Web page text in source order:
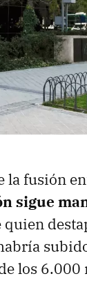
fusión
sigue
quien
los 6.000